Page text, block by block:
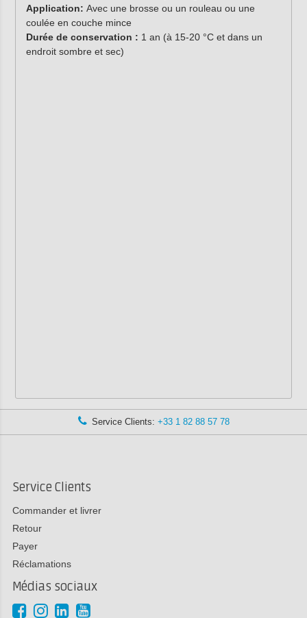
Application: Avec une brosse ou un rouleau ou une
coulée en couche mince
Durée de conservation : 1 an (à 15-20 °C et dans un
endroit sombre et sec)
Service Clients: +33 1 82 88 57 78
Service Clients
Commander et livrer
Retour
Payer
Réclamations
Médias sociaux